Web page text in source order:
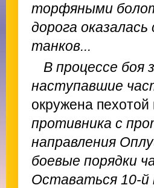
торфяными
дорога
танков...
В процессе боя
наступавшие
окружена
противника с
направления
боевые порядки
Оставаться 10-й